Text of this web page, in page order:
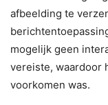
afbeelding te
mogelijk geen
vereiste, waardoor
voorkomen was.